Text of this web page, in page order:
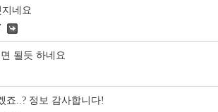
네요
될듯 하네요
죠..? 정보 감사합니다!